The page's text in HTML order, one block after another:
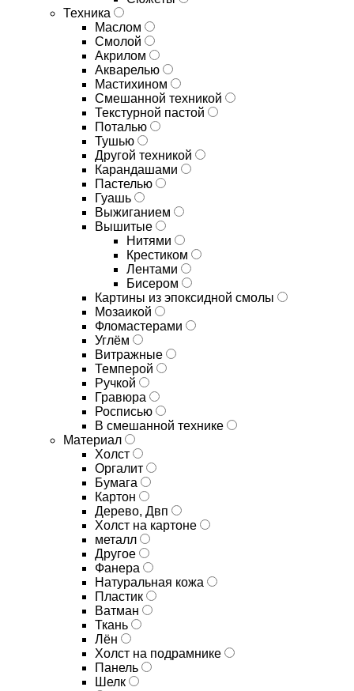
Техника
Маслом
Смолой
Акрилом
Акварелью
Мастихином
Смешанной техникой
Текстурной пастой
Поталью
Тушью
Другой техникой
Карандашами
Пастелью
Гуашь
Выжиганием
Вышитые
Нитями
Крестиком
Лентами
Бисером
Картины из эпоксидной смолы
Мозаикой
Фломастерами
Углём
Витражные
Темперой
Ручкой
Гравюра
Росписью
В смешанной технике
Материал
Холст
Оргалит
Бумага
Картон
Дерево, Двп
Холст на картоне
металл
Другое
Фанера
Натуральная кожа
Пластик
Ватман
Ткань
Лён
Холст на подрамнике
Панель
Шелк